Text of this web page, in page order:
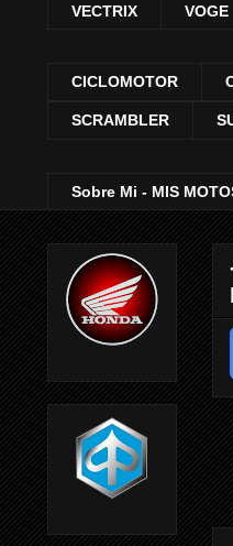
VECTRIX VOGE
CICLOMOTOR
SCRAMBLER
Sobre Mi - MIS